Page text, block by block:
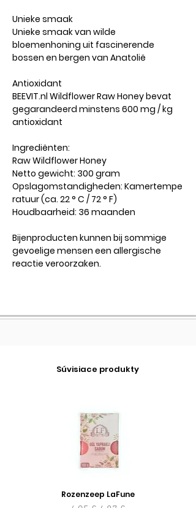
Unieke smaak
Unieke smaak van wilde
bloemenhoning uit fascinerende
bossen en bergen van Anatolië
Antioxidant
BEEVIT.nl Wildflower Raw Honey bevat
gegarandeerd minstens 600 mg / kg
antioxidant
Ingrediënten:
Raw Wildflower Honey
Netto gewicht: 300 gram
Opslagomstandigheden: Kamertempe
ratuur (ca. 22 ° C / 72 ° F)
Houdbaarheid: 36 maanden
Bijenproducten kunnen bij sommige
gevoelige mensen een allergische
reactie veroorzaken.
Súvisiace produkty
Rozenzeep LaFune